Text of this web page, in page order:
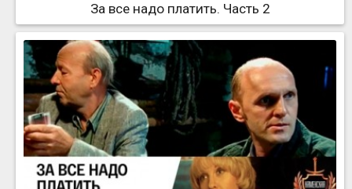
За все надо платить. Часть 2